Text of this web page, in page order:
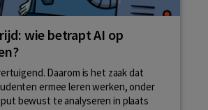
wie betrapt AI op
Daarom is het zaak dat
ermee leren werken, onder
bewust te analyseren in plaats